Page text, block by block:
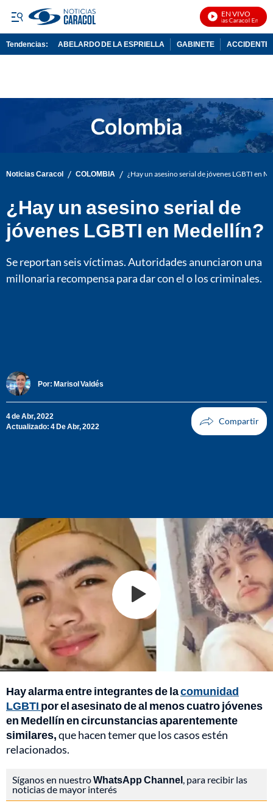
EN VIVO
Noticias Caracol En Vivo
Tendencias: ABELARDO DE LA ESPRIELLA GABINETE ACCIDENTE
Noticias Caracol / COLOMBIA / ¿Hay un asesino serial de jóvenes LGBTI en
¿Hay un asesino serial de
jóvenes LGBTI en Medellín?
Se reportan seis víctimas. Autoridades anunciaron una
millonaria recompensa para dar con el o los criminales.
Por: Marisol Valdés
4 de Abr, 2022
Actualizado: 4 De Abr, 2022
Hay alarma entre integrantes de lacomunidad
LGBTI por el asesinato de al menos cuatro jóvenes
en Medellín en circunstancias aparentemente
similares,que hacen temer que los casos estén
relacionados.
Síganos en nuestroWhatsApp Channel , para recibir las
noticias de mayor interés